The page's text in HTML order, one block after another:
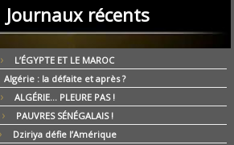
Journaux récents
L’ÉGYPTE ET LE MAROC
Algérie : la défaite et après ?
ALGÉRIE… PLEURE PAS !
PAUVRES SÉNÉGALAIS !
Dziriya défie l’Amérique